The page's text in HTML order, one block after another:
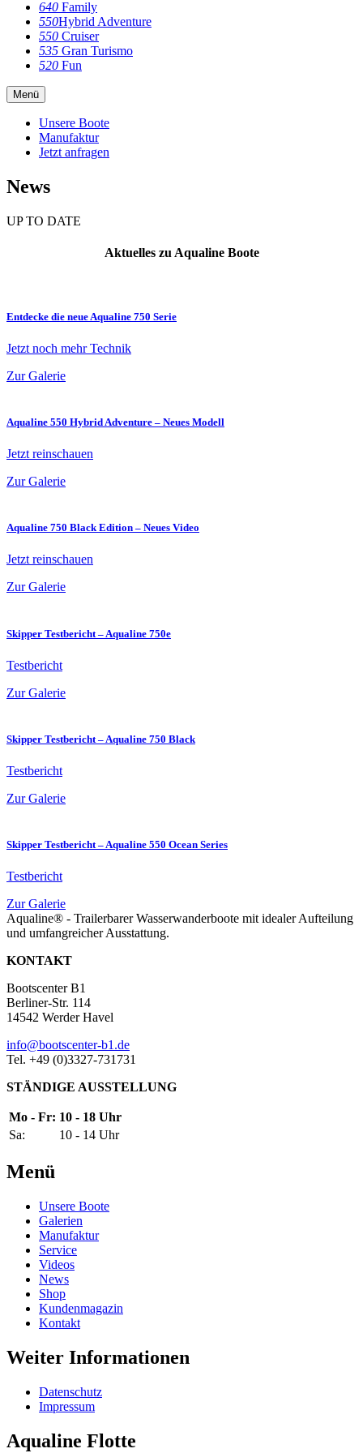
640 Family
550Hybrid Adventure
550 Cruiser
535 Gran Turismo
520 Fun
Menü
Unsere Boote
Manufaktur
Jetzt anfragen
News
UP TO DATE
Aktuelles zu Aqualine Boote
Entdecke die neue Aqualine 750 Serie
Jetzt noch mehr Technik
Zur Galerie
Aqualine 550 Hybrid Adventure – Neues Modell
Jetzt reinschauen
Zur Galerie
Aqualine 750 Black Edition – Neues Video
Jetzt reinschauen
Zur Galerie
Skipper Testbericht – Aqualine 750e
Testbericht
Zur Galerie
Skipper Testbericht – Aqualine 750 Black
Testbericht
Zur Galerie
Skipper Testbericht – Aqualine 550 Ocean Series
Testbericht
Zur Galerie
Aqualine® - Trailerbarer Wasserwanderboote mit idealer Aufteilung
und umfangreicher Ausstattung.
KONTAKT
Bootscenter B1
Berliner-Str. 114
14542 Werder Havel
info@bootscenter-b1.de
Tel. +49 (0)3327-731731
STÄNDIGE AUSSTELLUNG
Mo - Fr: 10 - 18 Uhr
Sa:
10 - 14 Uhr
Menü
Unsere Boote
Galerien
Manufaktur
Service
Videos
News
Shop
Kundenmagazin
Kontakt
Weiter Informationen
Datenschutz
Impressum
Aqualine Flotte